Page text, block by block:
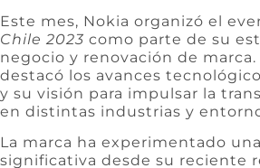
Este mes, Nokia organizó el
Chile 2023 como parte de su
negocio y renovación de marca.
destacó los avances
y su visión para impulsar la
en distintas industrias y
La marca ha experimentado
significativa desde su reciente